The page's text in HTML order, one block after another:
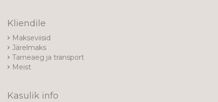
Kliendile
Makseviisid
Järelmaks
Tarneaeg ja transport
Meist
Kasulik info